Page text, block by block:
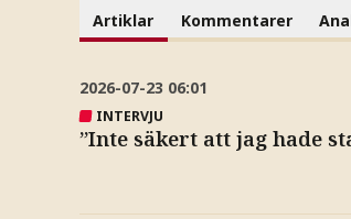
Artiklar Kommentarer
2026-07-23 06:01
INTERVJU
”Inte säkert att jag hade